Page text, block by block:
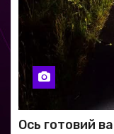
Ось готовий